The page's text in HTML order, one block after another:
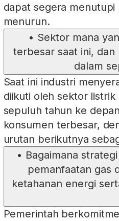
dapat segera
menurun.
• Sektor mana
terbesar saat ini,
dalam
Saat ini industri
diikuti oleh sektor listrik
sepuluh tahun ke
konsumen terbesar,
urutan berikutnya
• Bagaimana
pemanfaatan gas
ketahanan energi
Pemerintah